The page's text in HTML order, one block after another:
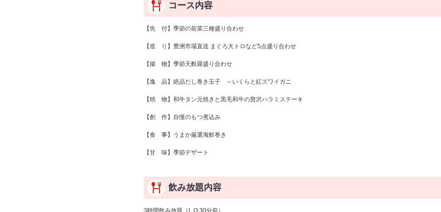
コース内容
【先 付】季節の前菜三種盛り合わせ
【造 り】豊洲市場直送 まぐろ大トロなど5点盛り合わせ
【揚 物】季節天麩羅盛り合わせ
【逸 品】絶品だし巻き玉子 ～いくらと紅ズワイガニ
【焼 物】和牛タン元焼きと黒毛和牛の贅沢ハラミステーキ
【創 作】自慢のもつ煮込み
【食 事】うまか厳選海鮮巻き
【甘 味】季節デザート
飲み放題内容
3時間飲み放題（L.O.30分前）